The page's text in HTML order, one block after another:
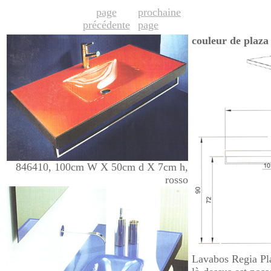
page
précédente
prochaine
page
846410, 100cm W X 50cm d X 7cm h,
rosso
couleur de plaza
Lavabos Regia